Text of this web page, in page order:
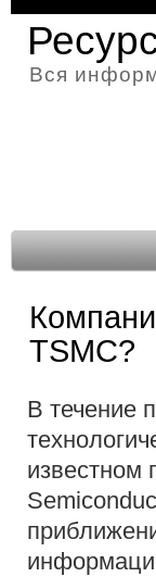
Вся
TSMC?
В течение
известном